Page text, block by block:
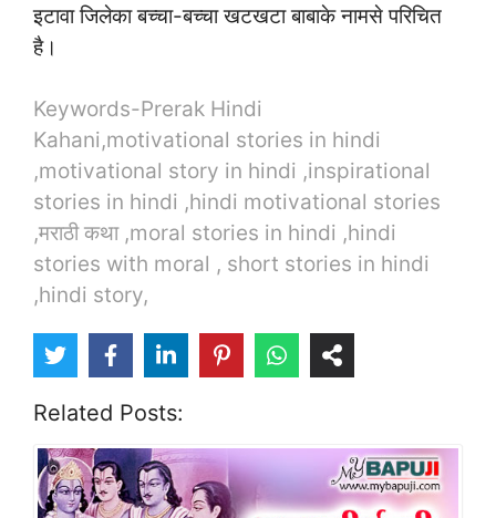
इटावा जिलेका बच्चा-बच्चा खटखटा बाबाके नामसे परिचित
है।
Keywords-Prerak Hindi
Kahani,motivational stories in hindi
,motivational story in hindi ,inspirational
stories in hindi ,hindi motivational stories
,मराठी कथा ,moral stories in hindi ,hindi
stories with moral , short stories in hindi
,hindi story,
Related Posts: